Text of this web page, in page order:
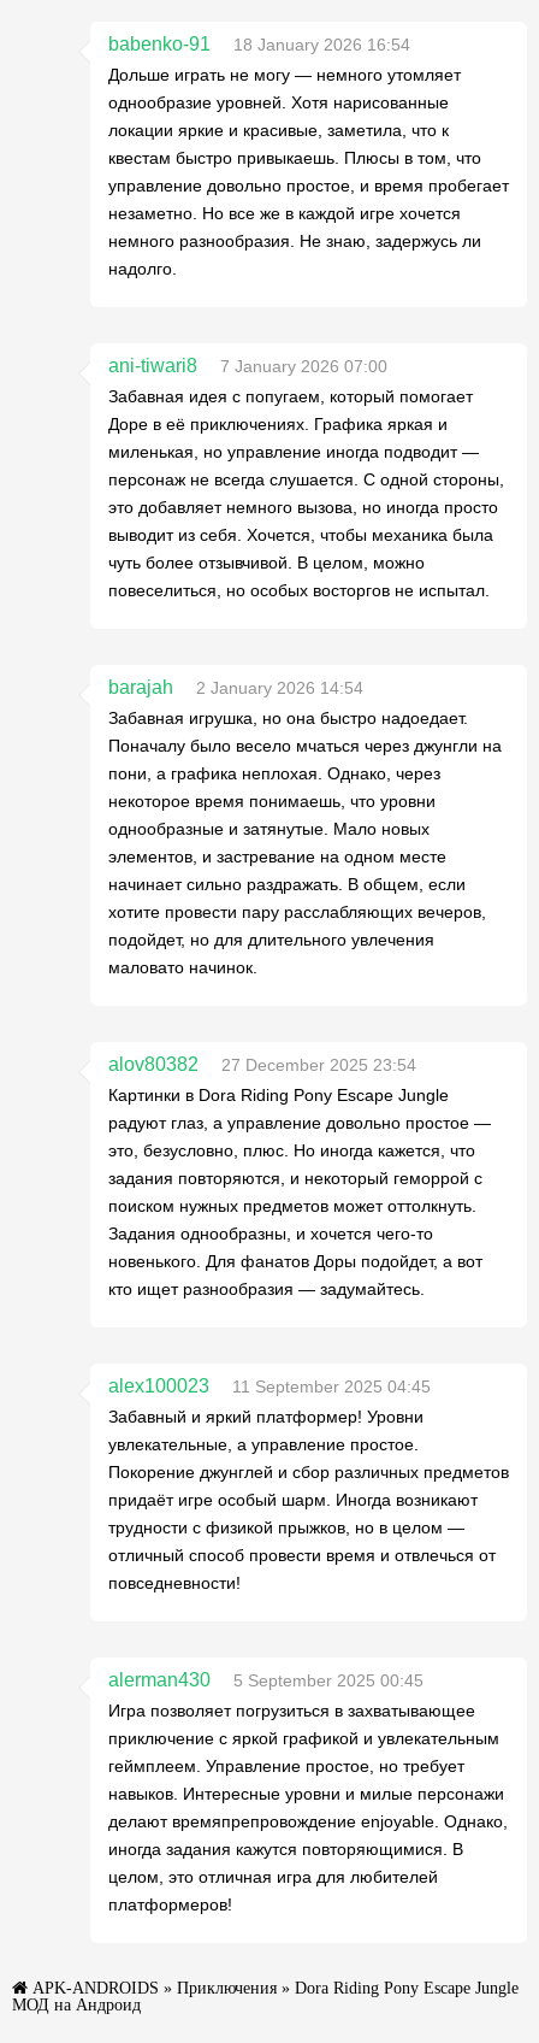
babenko-91
18 January 2026 16:54
Дольше играть не могу — немного утомляет
однообразие уровней. Хотя нарисованные
локации яркие и красивые, заметила, что к
квестам быстро привыкаешь. Плюсы в том, что
управление довольно простое, и время пробегает
незаметно. Но все же в каждой игре хочется
немного разнообразия. Не знаю, задержусь ли
надолго.
ani-tiwari8
7 January 2026 07:00
Забавная идея с попугаем, который помогает
Доре в её приключениях. Графика яркая и
миленькая, но управление иногда подводит —
персонаж не всегда слушается. С одной стороны,
это добавляет немного вызова, но иногда просто
выводит из себя. Хочется, чтобы механика была
чуть более отзывчивой. В целом, можно
повеселиться, но особых восторгов не испытал.
barajah
2 January 2026 14:54
Забавная игрушка, но она быстро надоедает.
Поначалу было весело мчаться через джунгли на
пони, а графика неплохая. Однако, через
некоторое время понимаешь, что уровни
однообразные и затянутые. Мало новых
элементов, и застревание на одном месте
начинает сильно раздражать. В общем, если
хотите провести пару расслабляющих вечеров,
подойдет, но для длительного увлечения
маловато начинок.
alov80382
27 December 2025 23:54
Картинки в Dora Riding Pony Escape Jungle
радуют глаз, а управление довольно простое —
это, безусловно, плюс. Но иногда кажется, что
задания повторяются, и некоторый геморрой с
поиском нужных предметов может оттолкнуть.
Задания однообразны, и хочется чего-то
новенького. Для фанатов Доры подойдет, а вот
кто ищет разнообразия — задумайтесь.
alex100023
11 September 2025 04:45
Забавный и яркий платформер! Уровни
увлекательные, а управление простое.
Покорение джунглей и сбор различных предметов
придаёт игре особый шарм. Иногда возникают
трудности с физикой прыжков, но в целом —
отличный способ провести время и отвлечься от
повседневности!
alerman430
5 September 2025 00:45
Игра позволяет погрузиться в захватывающее
приключение с яркой графикой и увлекательным
геймплеем. Управление простое, но требует
навыков. Интересные уровни и милые персонажи
делают времяпрепровождение enjoyable. Однако,
иногда задания кажутся повторяющимися. В
целом, это отличная игра для любителей
платформеров!
APK-ANDROIDS » Приключения » Dora Riding Pony Escape Jungle
МОД на Андроид